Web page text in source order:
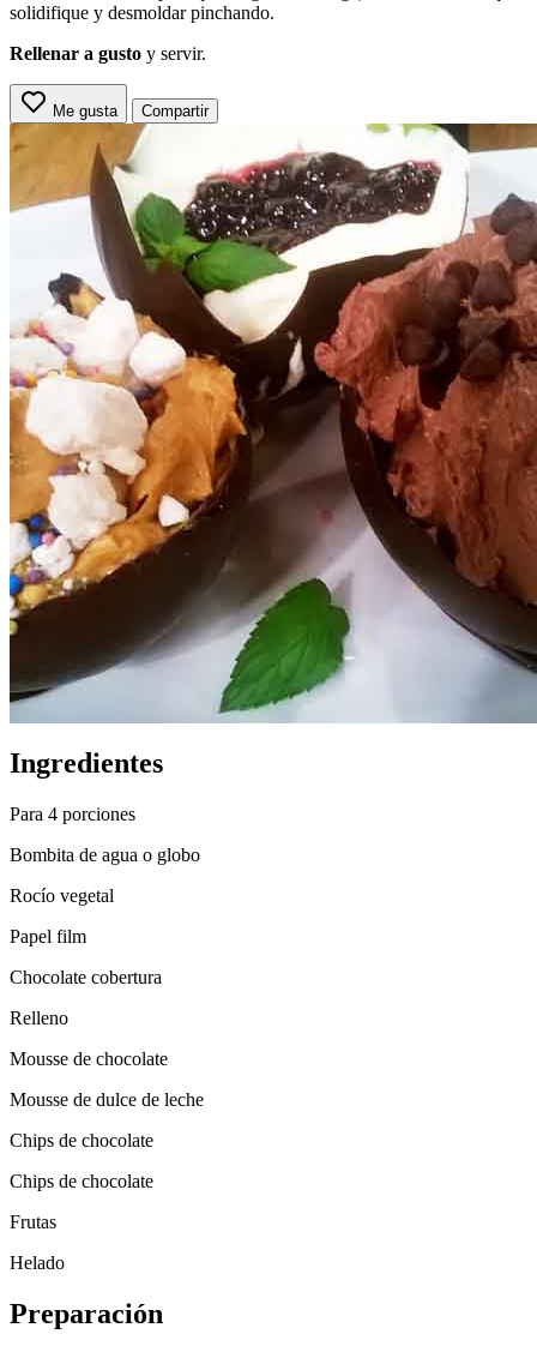
solidifique y desmoldar pinchando.
Rellenar a gusto y servir.
Me gusta Compartir
Ingredientes
Para 4 porciones
Bombita de agua o globo
Rocío vegetal
Papel film
Chocolate cobertura
Relleno
Mousse de chocolate
Mousse de dulce de leche
Chips de chocolate
Chips de chocolate
Frutas
Helado
Preparación